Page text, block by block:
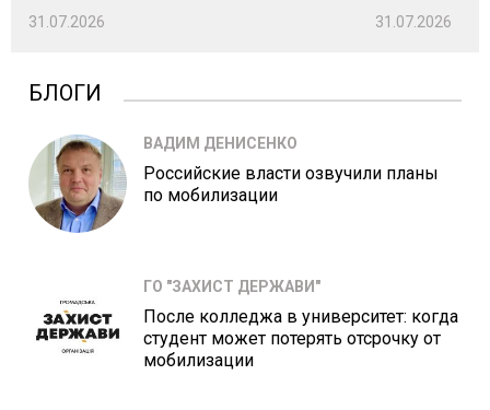
31.07.2026 31.07.2026
БЛОГИ
ВАДИМ ДЕНИСЕНКО
Российские власти озвучили планы
по мобилизации
ГО "ЗАХИСТ ДЕРЖАВИ"
После колледжа в университет: когда
студент может потерять отсрочку от
мобилизации